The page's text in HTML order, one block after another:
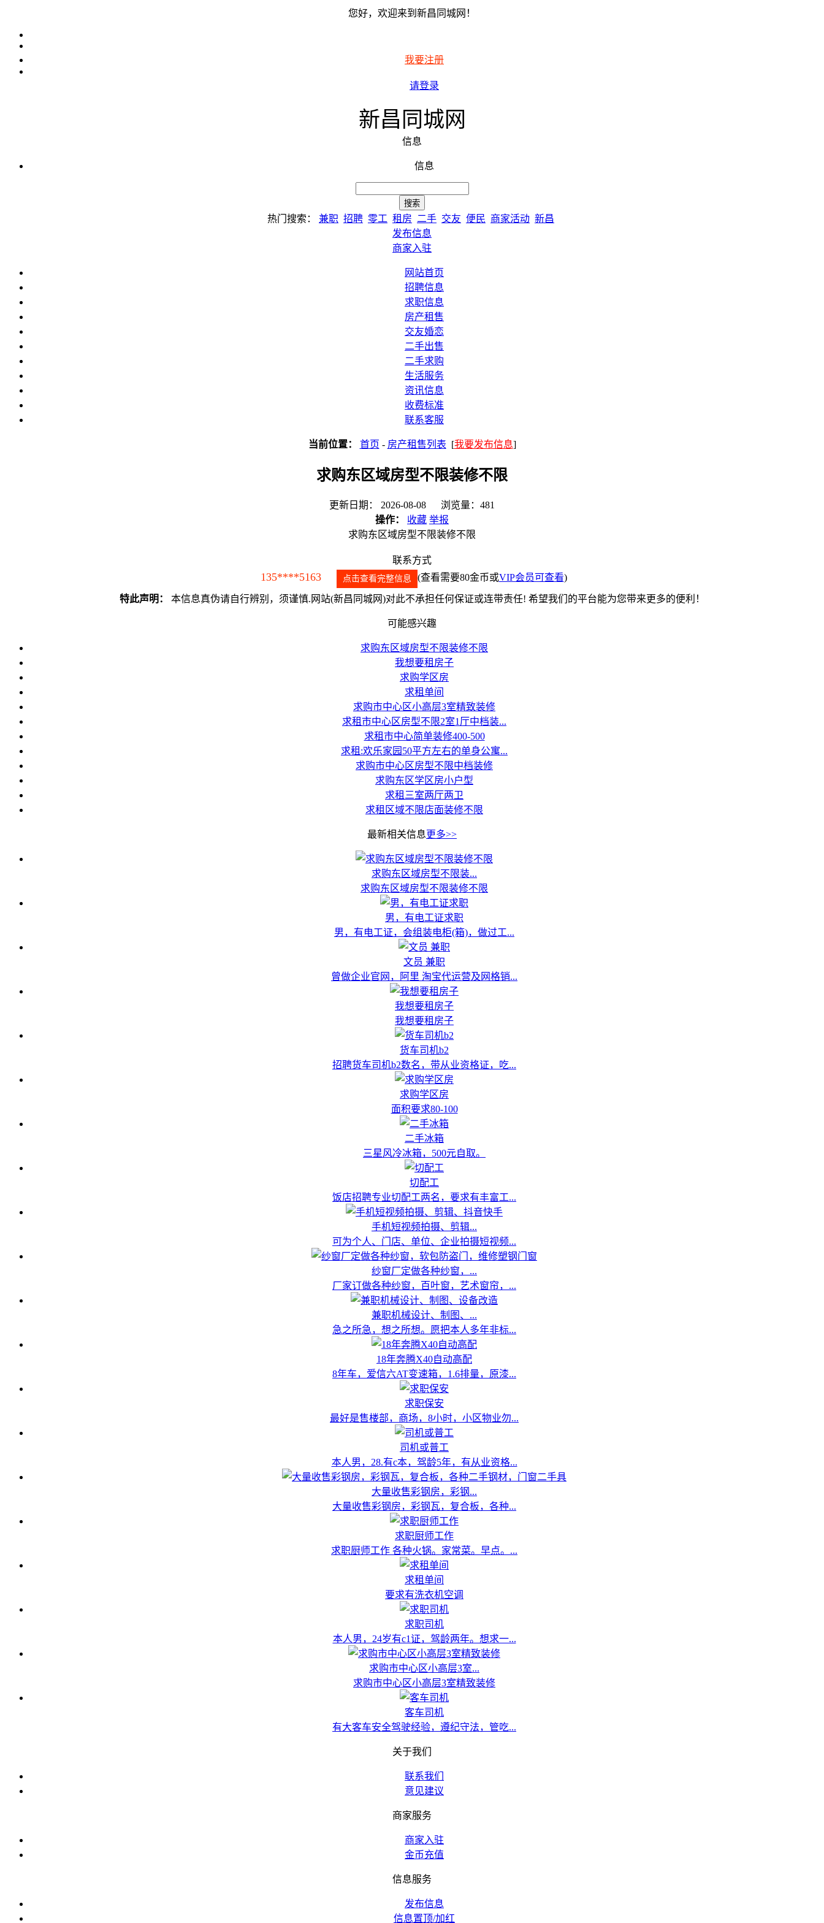
您好，欢迎来到新昌同城网！
我要注册
请登录
新昌同城网
信息
信息
热门搜索： 兼职 招聘 零工 租房 二手 交友 便民 商家活动 新昌
发布信息
商家入驻
网站首页
招聘信息
求职信息
房产租售
交友婚恋
二手出售
二手求购
生活服务
资讯信息
收费标准
联系客服
当前位置： 首页 - 房产租售列表 [我要发布信息]
求购东区域房型不限装修不限
更新日期： 2026-08-08 浏览量：481
操作：
收藏 举报
求购东区域房型不限装修不限
联系方式
135****5163 点击查看完整信息 (查看需要80金币或VIP会员可查看)
特此声明： 本信息真伪请自行辨别，须谨慎.网站(新昌同城网)对此不承担任何保证或连带责任! 希望我们的平台能为您带来更多的便利！
可能感兴趣
求购东区域房型不限装修不限
我想要租房子
求购学区房
求租单间
求购市中心区小高层3室精致装修
求租市中心区房型不限2室1厅中档装...
求租市中心简单装修400-500
求租:欢乐家园50平方左右的单身公寓...
求购市中心区房型不限中档装修
求购东区学区房小户型
求租三室两厅两卫
求租区域不限店面装修不限
最新相关信息更多>>
求购东区域房型不限装...
求购东区域房型不限装修不限
男，有电工证求职
男，有电工证，会组装电柜(箱)，做过工...
文员 兼职
曾做企业官网，阿里 淘宝代运营及网格销...
我想要租房子
我想要租房子
货车司机b2
招聘货车司机b2数名，带从业资格证，吃...
求购学区房
面积要求80-100
二手冰箱
三星风冷冰箱，500元自取。
切配工
饭店招聘专业切配工两名，要求有丰富工...
手机短视频拍摄、剪辑...
可为个人、门店、单位、企业拍摄短视频...
纱窗厂定做各种纱窗，...
厂家订做各种纱窗，百叶窗，艺术窗帘，...
兼职机械设计、制图、...
急之所急，想之所想。愿把本人多年非标...
18年奔腾X40自动高配
8年车，爱信六AT变速箱，1.6排量，原漆...
求职保安
最好是售楼部，商场，8小时，小区物业勿...
司机或普工
本人男，28.有c本，驾龄5年，有从业资格...
大量收售彩钢房，彩钢...
大量收售彩钢房，彩钢瓦，复合板，各种...
求职厨师工作
求职厨师工作 各种火锅。家常菜。早点。...
求租单间
要求有洗衣机空调
求职司机
本人男，24岁有c1证，驾龄两年。想求一...
求购市中心区小高层3室...
求购市中心区小高层3室精致装修
客车司机
有大客车安全驾驶经验，遵纪守法，管吃...
关于我们
联系我们
意见建议
商家服务
商家入驻
金币充值
信息服务
发布信息
信息置顶/加红